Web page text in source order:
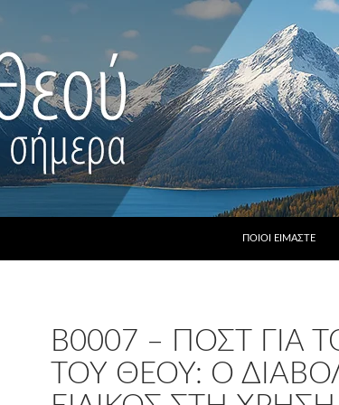
ΠΟΙΟΙ ΕΊΜΑΣΤΕ
B0007 – ΠΟΣΤ ΓΙΑ
ΤΟΥ ΘΕΟΎ: Ο